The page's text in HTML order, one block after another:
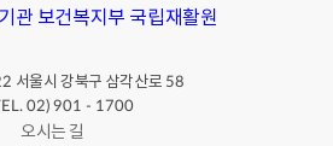
서울시 강북구 삼각산로 58
02) 901 - 1700
오시는 길